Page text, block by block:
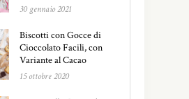
30 gennaio 2021
Biscotti con Gocce di
Cioccolato Facili, con
Variante al Cacao
15 ottobre 2020